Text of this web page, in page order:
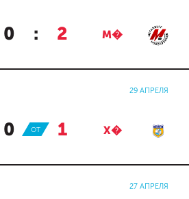
0 : 2 М�
29 АПРЕЛЯ
0 : 1 Х�
ОТ
27 АПРЕЛЯ